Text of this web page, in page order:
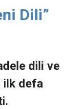
Dili”
dili ve
ilk defa